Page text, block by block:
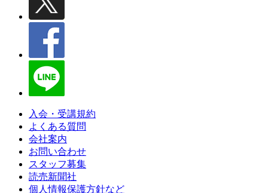
入会・受講規約
よくある質問
会社案内
お問い合わせ
スタッフ募集
読売新聞社
個人情報保護方針など